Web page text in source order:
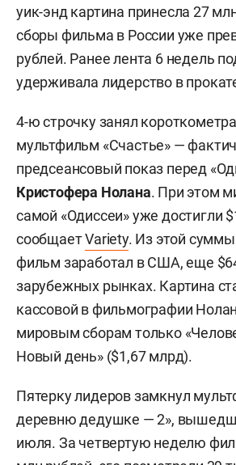
уик-энд картина принесла 27
сборы фильма в России уже
рублей. Ранее лента 6 недель
удерживала лидерство в
4-ю строчку занял
мультфильм «Счастье» —
предсеансовый показ перед
Кристофера Нолана. При этом
самой «Одиссеи» уже достигли
сообщаетVariety. Из этой
фильм заработал в США, еще
зарубежных рынках. Картина
кассовой в фильмографии
мировым сборам только
Новый день» ($1,67 млрд).
Пятерку лидеров замкнул
деревню дедушке — 2»,
июля. За четвертую неделю